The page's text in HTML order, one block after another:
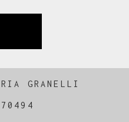
GRANELLI